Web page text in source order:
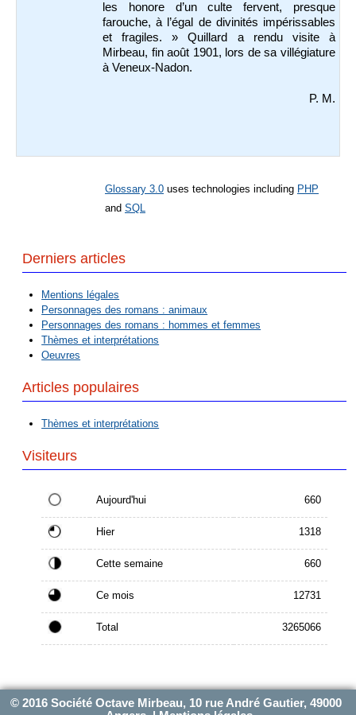
les honore d’un culte fervent, presque
farouche, à l’égal de divinités impérissables
et fragiles. » Quillard a rendu visite à
Mirbeau, fin août 1901, lors de sa villégiature
à Veneux-Nadon.
P. M.
Glossary 3.0 uses technologies including PHP
and SQL
Derniers articles
Mentions légales
Personnages des romans : animaux
Personnages des romans : hommes et femmes
Thèmes et interprétations
Oeuvres
Articles populaires
Thèmes et interprétations
Visiteurs
Aujourd'hui 660
Hier 1318
Cette semaine 660
Ce mois 12731
Total 3265066
© 2016 Société Octave Mirbeau, 10 rue André Gautier, 49000